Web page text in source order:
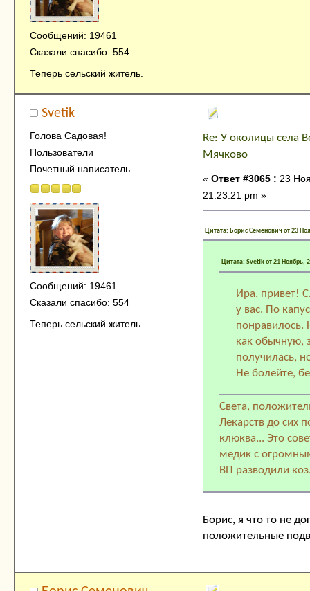
Сообщений: 19461
Сказали спасибо: 554
Теперь сельский житель.
Svetik
Голова Садовая!
Пользователи
Почетный написатель
Сообщений: 19461
Сказали спасибо: 554
Теперь сельский житель.
Re: У околицы села
Мячково
« Ответ #3065 : 23
21:23:21 pm »
Цитата: Борис Семенович от 23
Цитата: Svetik от 21 Ноябрь,
Ира, привет!
у вас. По
понравилось.
как обычную,
получилась,
Не болейте,
Света,
Лекарств до сих
клюква... Это
медик с
ВП разводили
Борис, я что то не
положительные